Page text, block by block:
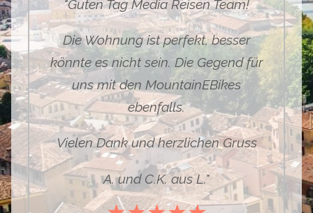
"Guten Tag Media Reisen Team!
Die Wohnung ist perfekt, besser
könnte es nicht sein. Die Gegend für
uns mit den MountainEBikes
ebenfalls.
Vielen Dank und herzlichen Gruss
A. und C.K. aus L."